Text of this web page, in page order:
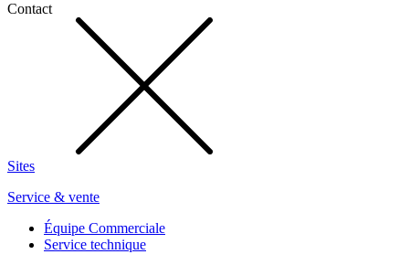
Contact
Sites
Service & vente
Équipe Commerciale
Service technique